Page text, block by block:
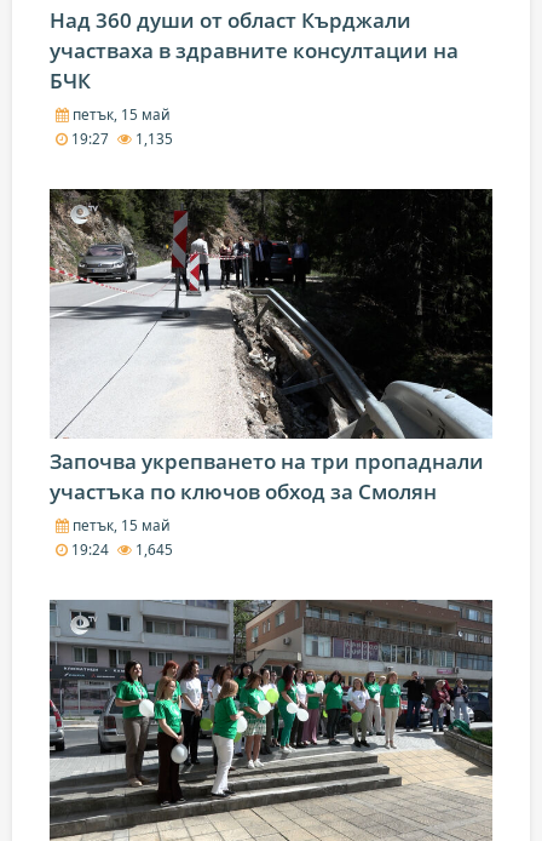
Над 360 души от област Кърджали
участваха в здравните консултации на
БЧК
петък, 15 май
19:27
1,135
Започва укрепването на три пропаднали
участъка по ключов обход за Смолян
петък, 15 май
19:24
1,645